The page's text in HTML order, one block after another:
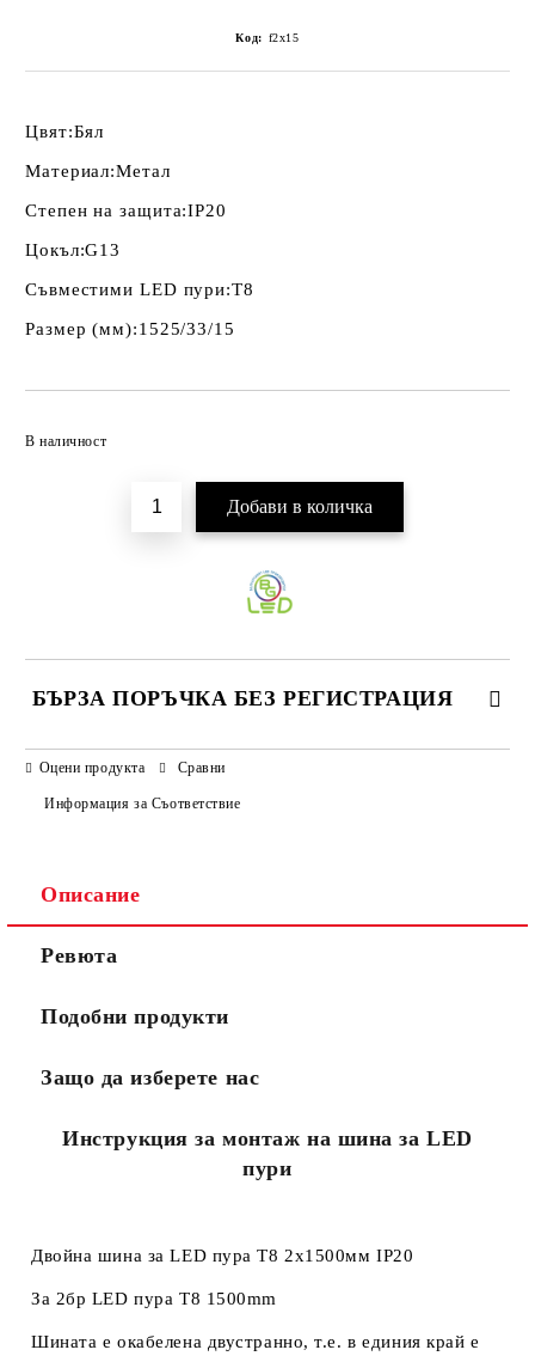
Код: f2x15
Цвят:Бял
Материал:Метал
Степен на защита:IP20
Цокъл:G13
Съвместими LED пури:T8
Размер (мм):1525/33/15
В наличност
БЪРЗА ПОРЪЧКА БЕЗ РЕГИСТРАЦИЯ
САМО ПОПЪЛНЕТЕ 3 ПОЛЕТА
Моля, проверете дали сте изписали правилно
"Купи сега", Вие се съгласявате с
Оцени продукта Сравни
Информация за Съответствие
Описание
Ревюта
Подобни продукти
Защо да изберете нас
Инструкция за монтаж на шина за LED
пури
Двойна шина за LED пура Т8 2х1500мм IP20
За 2бр LED пура T8 1500mm
Шината е окабелена двустранно, т.е. в единия край е